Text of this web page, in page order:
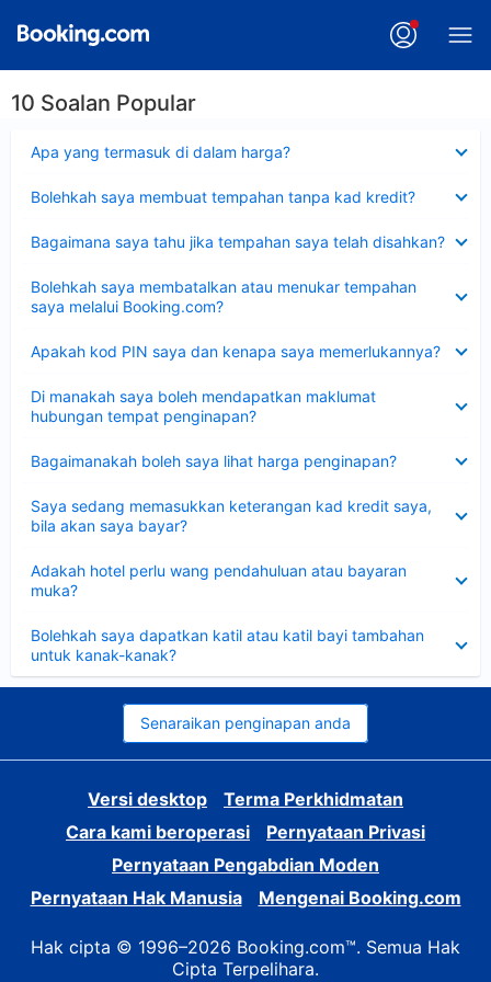
10 Soalan Popular
Apa yang termasuk di dalam harga?
Bolehkah saya membuat tempahan tanpa kad kredit?
Bagaimana saya tahu jika tempahan saya telah disahkan?
Bolehkah saya membatalkan atau menukar tempahan
saya melalui Booking.com?
Apakah kod PIN saya dan kenapa saya memerlukannya?
Di manakah saya boleh mendapatkan maklumat
hubungan tempat penginapan?
Bagaimanakah boleh saya lihat harga penginapan?
Saya sedang memasukkan keterangan kad kredit saya,
bila akan saya bayar?
Adakah hotel perlu wang pendahuluan atau bayaran
muka?
Bolehkah saya dapatkan katil atau katil bayi tambahan
untuk kanak-kanak?
Senaraikan penginapan anda
Versi desktop
Terma Perkhidmatan
Cara kami beroperasi
Pernyataan Privasi
Pernyataan Pengabdian Moden
Pernyataan Hak Manusia
Mengenai Booking.com
Hak cipta © 1996–2026 Booking.com™. Semua Hak
Cipta Terpelihara.